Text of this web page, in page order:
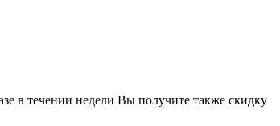
в течении недели Вы получите также скидку